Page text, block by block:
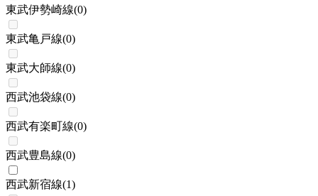
東武伊勢崎線(0)
東武亀戸線(0)
東武大師線(0)
西武池袋線(0)
西武有楽町線(0)
西武豊島線(0)
西武新宿線(1)